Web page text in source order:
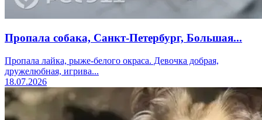
Пропала собака, Санкт-Петербург, Большая...
Пропала лайка, рыже-белого окраса. Девочка добрая,
дружелюбная, игрива...
18.07.2026